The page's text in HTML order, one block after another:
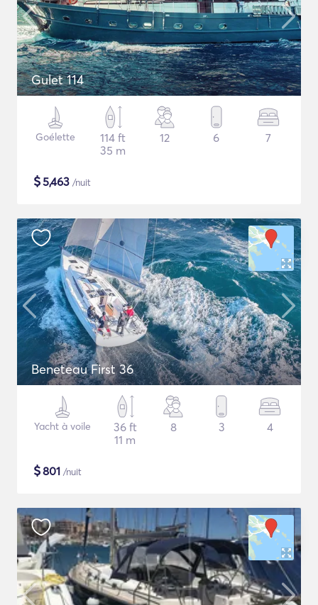
Gulet 114
Goélette
114 ft
35 m
12 6 7
$5,463 /nuit
Beneteau First 36
Yacht à voile
36 ft
11 m
8 3 4
$801 /nuit